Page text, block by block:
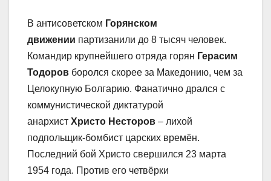
В антисоветском Горянском
движении партизанили до 8 тысяч человек.
Командир крупнейшего отряда горян Герасим
Тодоров боролся скорее за Македонию, чем за
Целокупную Болгарию. Фанатично дрался с
коммунистической диктатурой
анархист Христо Несторов – лихой
подпольщик-бомбист царских времён.
Последний бой Христо свершился 23 марта
1954 года. Против его четвёрки